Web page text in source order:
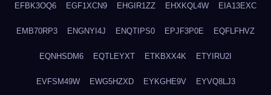
EFBK3OQ6 EGF1XCN9 EHGIR1ZZ EHXKQL4W EIA13EXC
EMB70RP3 ENGNYI4J ENQTIPS0 EPJF3P0E EQFLFHVZ
EQNHSDM6 EQTLEYXT ETKBXX4K ETYIRU2I
EVFSM49W EWG5HZXD EYKGHE9V EYVQ8LJ3